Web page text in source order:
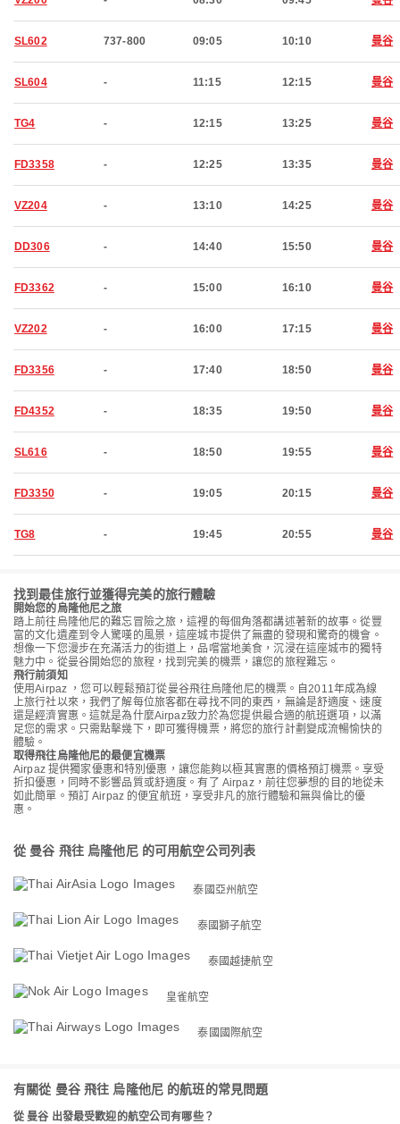
SL602 737-800 09:05 10:10 曼谷
SL604 - 11:15 12:15 曼谷
TG4 - 12:15 13:25 曼谷
FD3358 - 12:25 13:35 曼谷
VZ204 - 13:10 14:25 曼谷
DD306 - 14:40 15:50 曼谷
FD3362 - 15:00 16:10 曼谷
VZ202 - 16:00 17:15 曼谷
FD3356 - 17:40 18:50 曼谷
FD4352 - 18:35 19:50 曼谷
SL616 - 18:50 19:55 曼谷
FD3350 - 19:05 20:15 曼谷
TG8 - 19:45 20:55 曼谷
找到最佳旅行並獲得完美的旅行體驗
開始您的烏隆他尼之旅
踏上前往烏隆他尼的難忘冒險之旅，這裡的每個角落都講述著新的故事。從豐
富的文化遺產到令人驚嘆的風景，這座城市提供了無盡的發現和驚奇的機會。
想像一下您漫步在充滿活力的街道上，品嚐當地美食，沉浸在這座城市的獨特
魅力中。從曼谷開始您的旅程，找到完美的機票，讓您的旅程難忘。
飛行前須知
使用Airpaz ，您可以輕鬆預訂從曼谷飛往烏隆他尼的機票。自2011年成為線
上旅行社以來，我們了解每位旅客都在尋找不同的東西，無論是舒適度、速度
還是經濟實惠。這就是為什麼Airpaz致力於為您提供最合適的航班選項，以滿
足您的需求。只需點擊幾下，即可獲得機票，將您的旅行計劃變成流暢愉快的
體驗。
取得飛往烏隆他尼的最便宜機票
Airpaz 提供獨家優惠和特別優惠，讓您能夠以極其實惠的價格預訂機票。享受
折扣優惠，同時不影響品質或舒適度。有了 Airpaz，前往您夢想的目的地從未
如此簡單。預訂 Airpaz 的便宜航班，享受非凡的旅行體驗和無與倫比的優
惠。
從 曼谷 飛往 烏隆他尼 的可用航空公司列表
泰國亞州航空
泰國獅子航空
泰國越捷航空
皇雀航空
泰國國際航空
有關從 曼谷 飛往 烏隆他尼 的航班的常見問題
從 曼谷 出發最受歡迎的航空公司有哪些？